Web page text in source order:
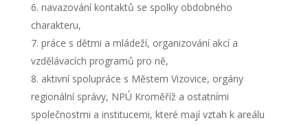
navazování kontaktů se spolky obdobného
charakteru,
práce s dětmi a mládeží, organizování akcí a
vzdělávacích programů pro ně,
aktivní spolupráce s Městem Vizovice, orgány
regionální správy, NPÚ Kroměříž a ostatními
společnostmi a institucemi, které mají vztah k areálu